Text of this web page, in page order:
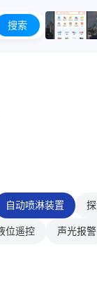
自动喷淋装置
位遥控 声光报警
搜索